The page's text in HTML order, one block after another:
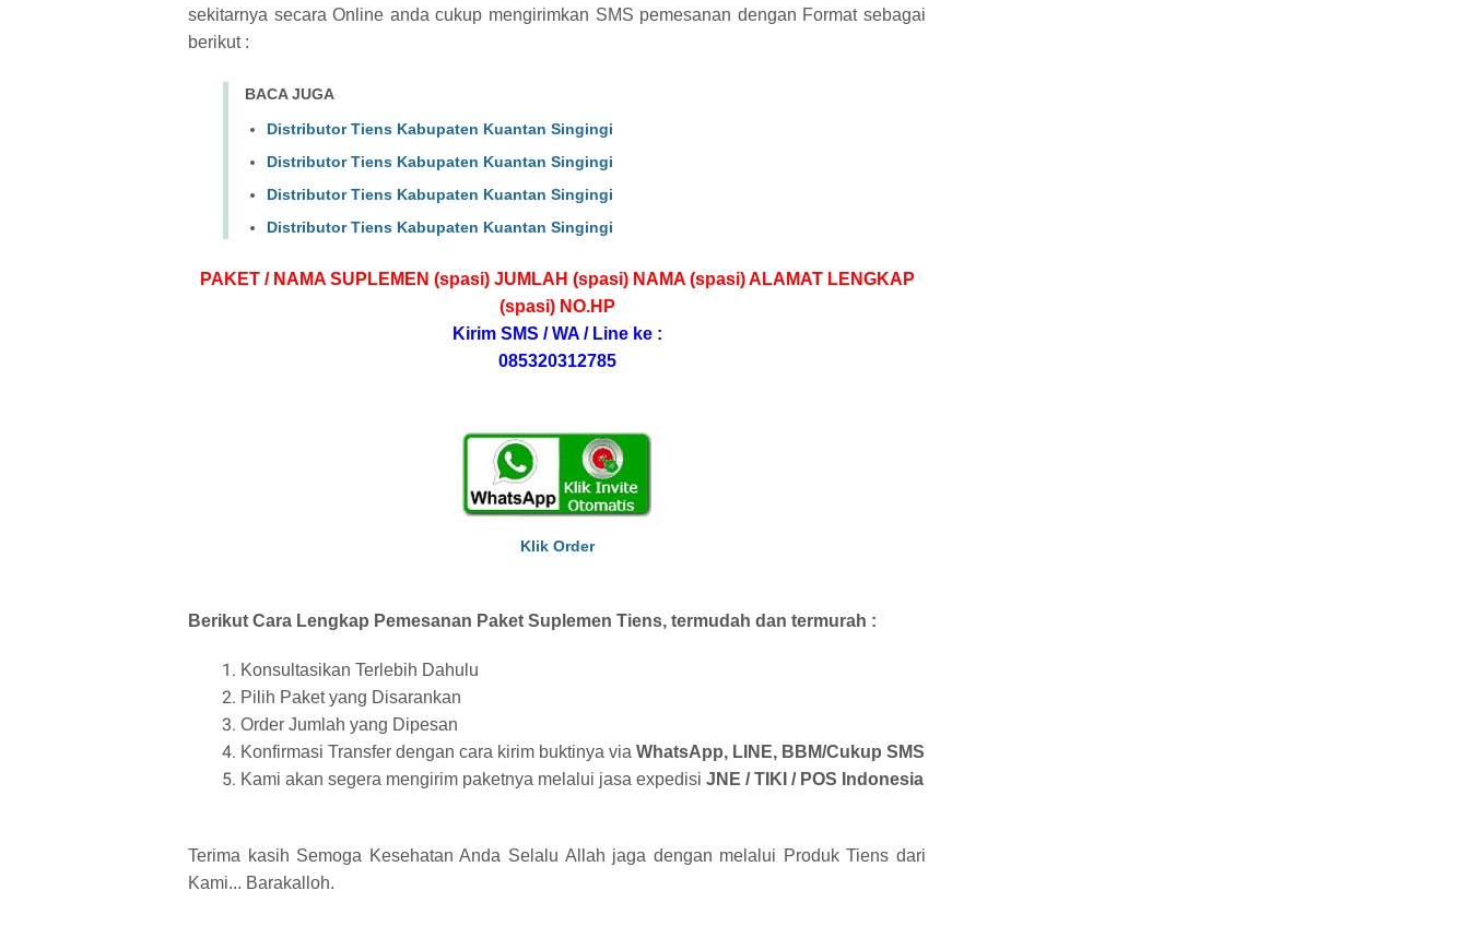
sekitarnya secara Online anda cukup mengirimkan SMS pemesanan dengan Format sebagai
berikut :
BACA JUGA
Distributor Tiens Kabupaten Kuantan Singingi
Distributor Tiens Kabupaten Kuantan Singingi
Distributor Tiens Kabupaten Kuantan Singingi
Distributor Tiens Kabupaten Kuantan Singingi
PAKET / NAMA SUPLEMEN (spasi) JUMLAH (spasi) NAMA (spasi) ALAMAT LENGKAP
(spasi) NO.HP
Kirim SMS / WA / Line ke :
085320312785
Klik Order
Berikut Cara Lengkap Pemesanan Paket Suplemen Tiens, termudah dan termurah :
Konsultasikan Terlebih Dahulu
Pilih Paket yang Disarankan
Order Jumlah yang Dipesan
Konfirmasi Transfer dengan cara kirim buktinya via WhatsApp, LINE, BBM/Cukup SMS
Kami akan segera mengirim paketnya melalui jasa expedisi JNE / TIKI / POS Indonesia
Terima kasih Semoga Kesehatan Anda Selalu Allah jaga dengan melalui Produk Tiens dari
Kami... Barakalloh.